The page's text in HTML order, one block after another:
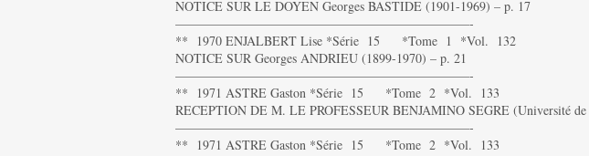
NOTICE SUR LE DOYEN Georges BASTIDE (1901-1969) – p. 17
———————————————————————-
** 1970 ENJALBERT Lise *Série 15 *Tome 1 *Vol. 132
NOTICE SUR Georges ANDRIEU (1899-1970) – p. 21
———————————————————————-
** 1971 ASTRE Gaston *Série 15 *Tome 2 *Vol. 133
RECEPTION DE M. LE PROFESSEUR BENJAMINO SEGRE (Université
———————————————————————-
** 1971 ASTRE Gaston *Série 15 *Tome 2 *Vol. 133